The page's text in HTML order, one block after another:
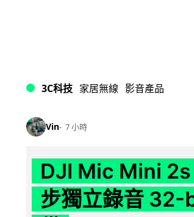
3C科技 家居無線 影音產品
Vin 7 小時
DJI Mic Mini 2s
步獨立錄音 32-